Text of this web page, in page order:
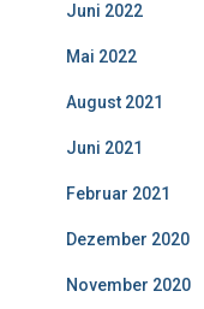
Juni 2022
Mai 2022
August 2021
Juni 2021
Februar 2021
Dezember 2020
November 2020